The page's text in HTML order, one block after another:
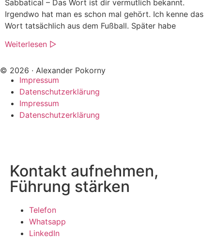
Sabbatical – Das Wort ist dir vermutlich bekannt.
Irgendwo hat man es schon mal gehört. Ich kenne das
Wort tatsächlich aus dem Fußball. Später habe
Weiterlesen ▷
© 2026 · Alexander Pokorny
Impressum
Datenschutzerklärung
Impressum
Datenschutzerklärung
Kontakt aufnehmen,
Führung stärken
Telefon
Whatsapp
LinkedIn